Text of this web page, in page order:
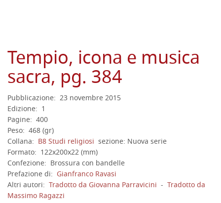
Tempio, icona e musica
sacra, pg. 384
Pubblicazione: 23 novembre 2015
Edizione: 1
Pagine: 400
Peso: 468 (gr)
Collana: B8 Studi religiosi sezione: Nuova serie
Formato: 122x200x22 (mm)
Confezione: Brossura con bandelle
Prefazione di: Gianfranco Ravasi
Altri autori: Tradotto da Giovanna Parravicini - Tradotto da
Massimo Ragazzi